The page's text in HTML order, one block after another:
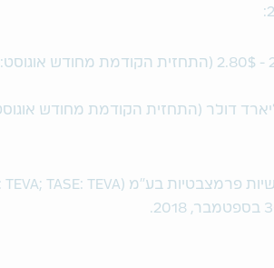
רווח למניה על בסיס non-GAAP של 2.95$ - 2.80$ (התחזית הקודמת מחודש אוגוסט: